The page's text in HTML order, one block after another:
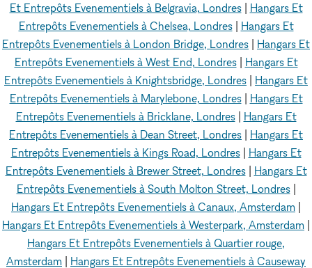
Et Entrepôts Evenementiels à Belgravia, Londres| Hangars Et
Entrepôts Evenementiels à Chelsea, Londres| Hangars Et
Entrepôts Evenementiels à London Bridge, Londres
Hangars Et
Entrepôts Evenementiels à West End, Londres| Hangars Et
Entrepôts Evenementiels à Knightsbridge, Londres
Hangars Et
Entrepôts Evenementiels à Marylebone, Londres| Hangars Et
Entrepôts Evenementiels à Bricklane, Londres| Hangars Et
Entrepôts Evenementiels à Dean Street, Londres
Hangars Et
Entrepôts Evenementiels à Kings Road, Londres| Hangars Et
Entrepôts Evenementiels à Brewer Street, Londres| Hangars Et
Entrepôts Evenementiels à South Molton Street, Londres|
Hangars Et Entrepôts Evenementiels à Canaux, Amsterdam
Hangars Et Entrepôts Evenementiels à Westerpark, Amsterdam
Hangars Et Entrepôts Evenementiels à Quartier rouge,
Amsterdam
Hangars Et Entrepôts Evenementiels à Causeway